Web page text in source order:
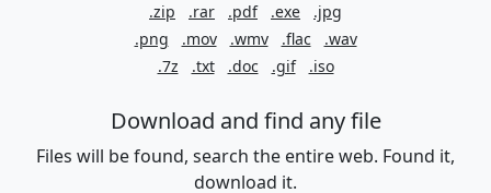
.zip
.rar .pdf .exe
.jpg
.png
.mov .wmv .flac
.wav
.7z
.txt .doc .gif .iso
Download and find any file
Files will be found, search the entire web. Found it,
download it.